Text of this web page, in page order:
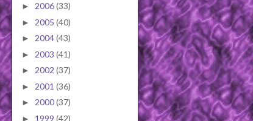
► 2006(33)
► 2005 (40)
► 2004(43)
► 2003 (41)
► 2002 (37)
► 2001 (36)
► 2000(37)
► 1999 (42)